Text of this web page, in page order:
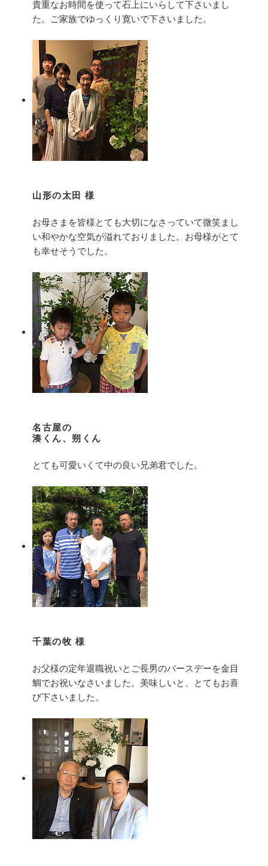
貴重なお時間を使って石上にいらして下さいまし
た。ご家族でゆっくり寛いで下さいました。
山形の太田 様
お母さまを皆様とても大切になさっていて微笑まし
い和やかな空気が溢れておりました。お母様がとて
も幸せそうでした。
名古屋の
湊くん、朔くん
とても可愛いくて中の良い兄弟君でした。
千葉の牧 様
お父様の定年退職祝いとご長男のバースデーを金目
鯛でお祝いなさいました。美味しいと、とてもお喜
び下さいました。